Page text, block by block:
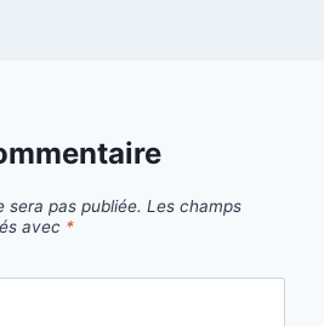
sera pas publiée. Les champs
avec *